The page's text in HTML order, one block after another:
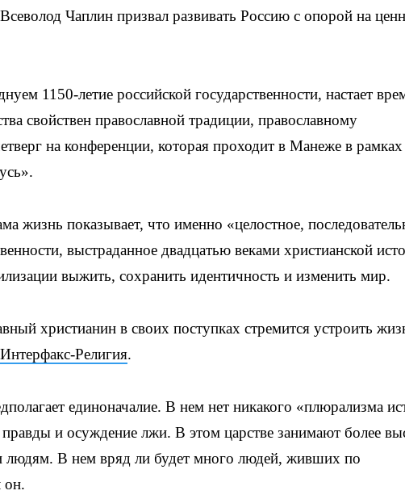
Чаплин призвал развивать Россию с опорой на
1150-летие российской государственности, настает
свойствен православной традиции, православному
на конференции, которая проходит в Манеже в рамках
жизнь показывает, что именно «целостное,
выстраданное двадцатью веками христианской
выжить, сохранить идентичность и изменить мир.
христианин в своих поступках стремится устроить
Интерфакс-Религия.
единоначалие. В нем нет никакого «плюрализма
правды и осуждение лжи. В этом царстве занимают более
людям. В нем вряд ли будет много людей, живших по
он.